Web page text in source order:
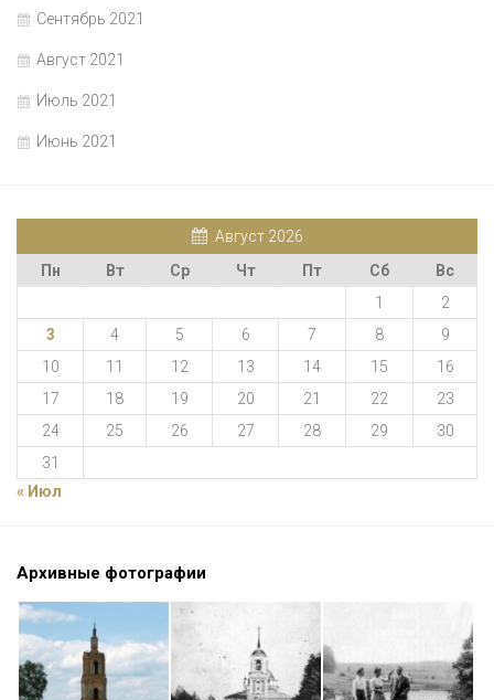
Сентябрь 2021
Август 2021
Июль 2021
Июнь 2021
Август 2026
Пн
Вт Ср Чт Пт Сб
Вс
1
2
3
4 5 6 7 8
9
10
11 12 13 14 15
16
17
18 19 20 21 22
23
24
25 26 27 28 29
30
31
« Июл
Архивные фотографии